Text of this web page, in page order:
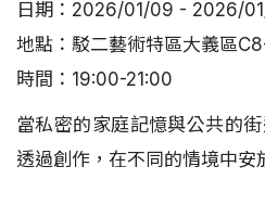
日期：2026/01/09 - 2026/
地點：駁二藝術特區大義區
時間：19:00-21:00
當私密的家庭記憶與公共的
透過創作，在不同的情境中安